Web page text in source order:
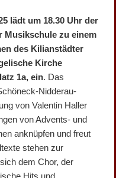
lädt um 18.30 Uhr der
Musikschule zu einem
des Kilianstädter
Kirche
1a, ein. Das
Nidderau-
von Valentin Haller
von Advents- und
anknüpfen und freut
stehen zur
dem Chor, der
Hits und